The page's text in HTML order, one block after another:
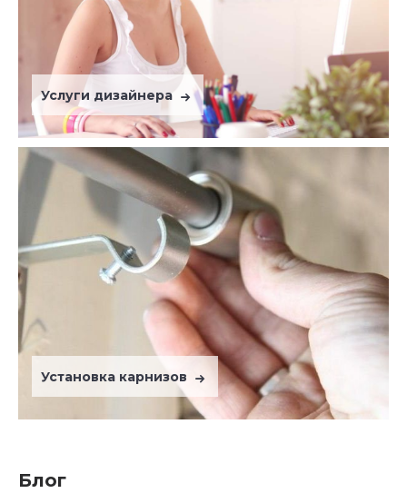
Услуги дизайнера
Установка карнизов
Блог